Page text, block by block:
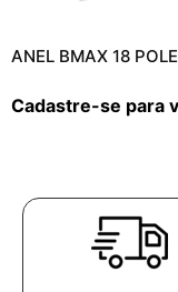
ANEL BMAX 18
Cadastre-se para